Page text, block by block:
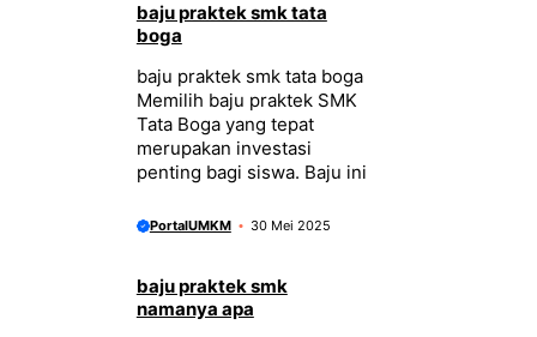
baju praktek smk tata
boga
baju praktek smk tata boga
Memilih baju praktek SMK
Tata Boga yang tepat
merupakan investasi
penting bagi siswa. Baju ini
PortalUMKM 30 Mei 2025
baju praktek smk
namanya apa